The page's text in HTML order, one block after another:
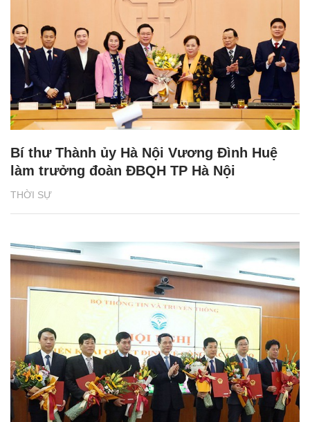
THỜI SỰ
Bí thư Thành ủy Hà Nội Vương Đình Huệ
làm trưởng đoàn ĐBQH TP Hà Nội